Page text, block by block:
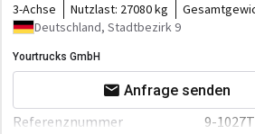
3-Achse Nutzlast: 27080 kg
Deutschland, Stadtbezirk 9
Yourtrucks GmbH
Anfrage senden
Referenznummer
9-